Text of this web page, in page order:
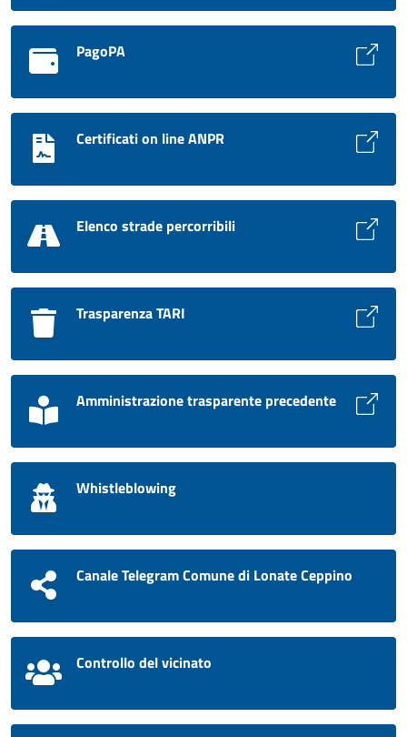
PagoPA
Certificati on line ANPR
Elenco strade percorribili
Trasparenza TARI
Amministrazione trasparente precedente
Whistleblowing
Canale Telegram Comune di Lonate Ceppino
Controllo del vicinato